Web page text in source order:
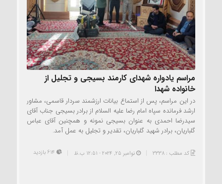
مراسم یادواره شهدای کارمند بسیجی و تجلیل از
خانواده شهدا
در این مراسم، پس از استماع بیانات ارزشمند سردار قاسمی، مشاور
ارشد فرمانده سپاه امام رضا علیه السلام از برادر بسیجی جناب آقای
سیدرضا احمدی به عنوان بسیجی نمونه و همچنین آقای عباس
گلباریان، برادر شهید گلباریان، تقدیر و تجلیل به عمل آمد.
کد مطلب : 3338 نوامبر 25, 2024 - 12:51 ب.ظ